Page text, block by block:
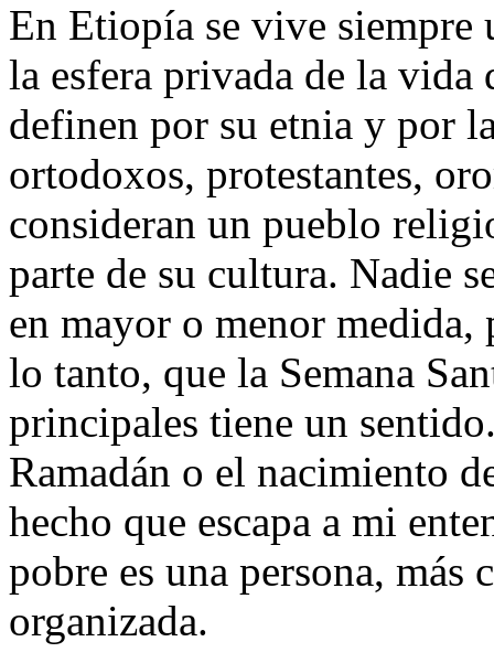
En Etiopía se vive siempre
la esfera privada de la vida
definen por su etnia y por
ortodoxos, protestantes,
consideran un pueblo
parte de su cultura. Nadie
en mayor o menor
lo tanto, que la Semana
principales tiene un
Ramadán o el nacimiento
hecho que escapa a mi
pobre es una persona,
organizada.